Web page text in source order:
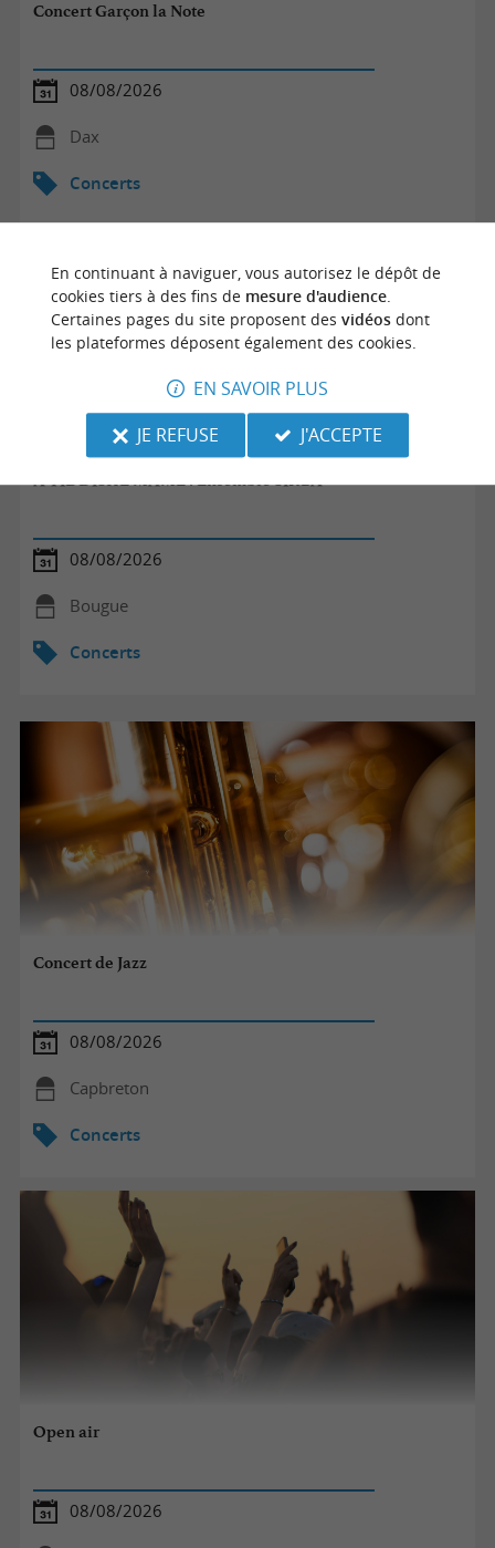
Concert Garçon la Note
08/08/2026
Dax
Concerts
A YIDDISHE MAME ! Ensemble SIRBA
08/08/2026
Bougue
Concerts
Concert de Jazz
08/08/2026
Capbreton
Concerts
Open air
08/08/2026
En continuant à naviguer, vous autorisez le dépôt de
cookies tiers à des fins de mesure d'audience.
Certaines pages du site proposent des vidéosdont
les plateformes déposent également des cookies.
EN SAVOIR PLUS
JE REFUSE
J'ACCEPTE